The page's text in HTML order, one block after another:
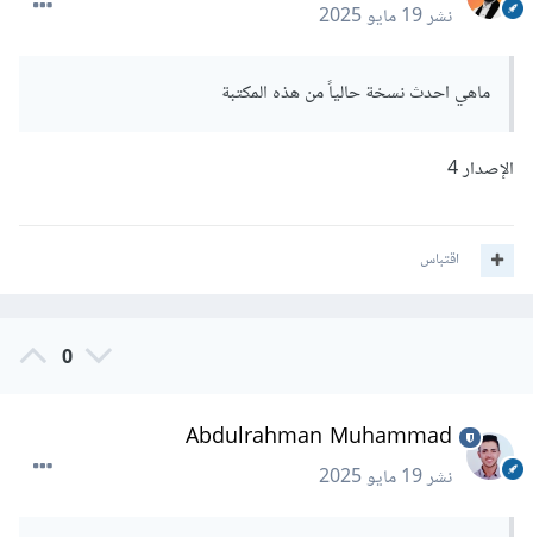
نشر19 مايو 2025
ماهي احدث نسخة حالياً من هذه المكتبة
الإصدار 4
اقتباس
0
Abdulrahman Muhammad
نشر19 مايو 2025